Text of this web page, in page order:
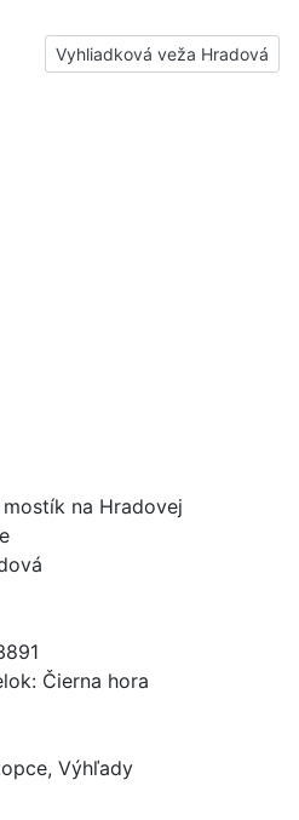
Vyhliadková veža Hradová
Vyhliadková veža Hradová
na Hradovej
Čierna hora
Výhľady